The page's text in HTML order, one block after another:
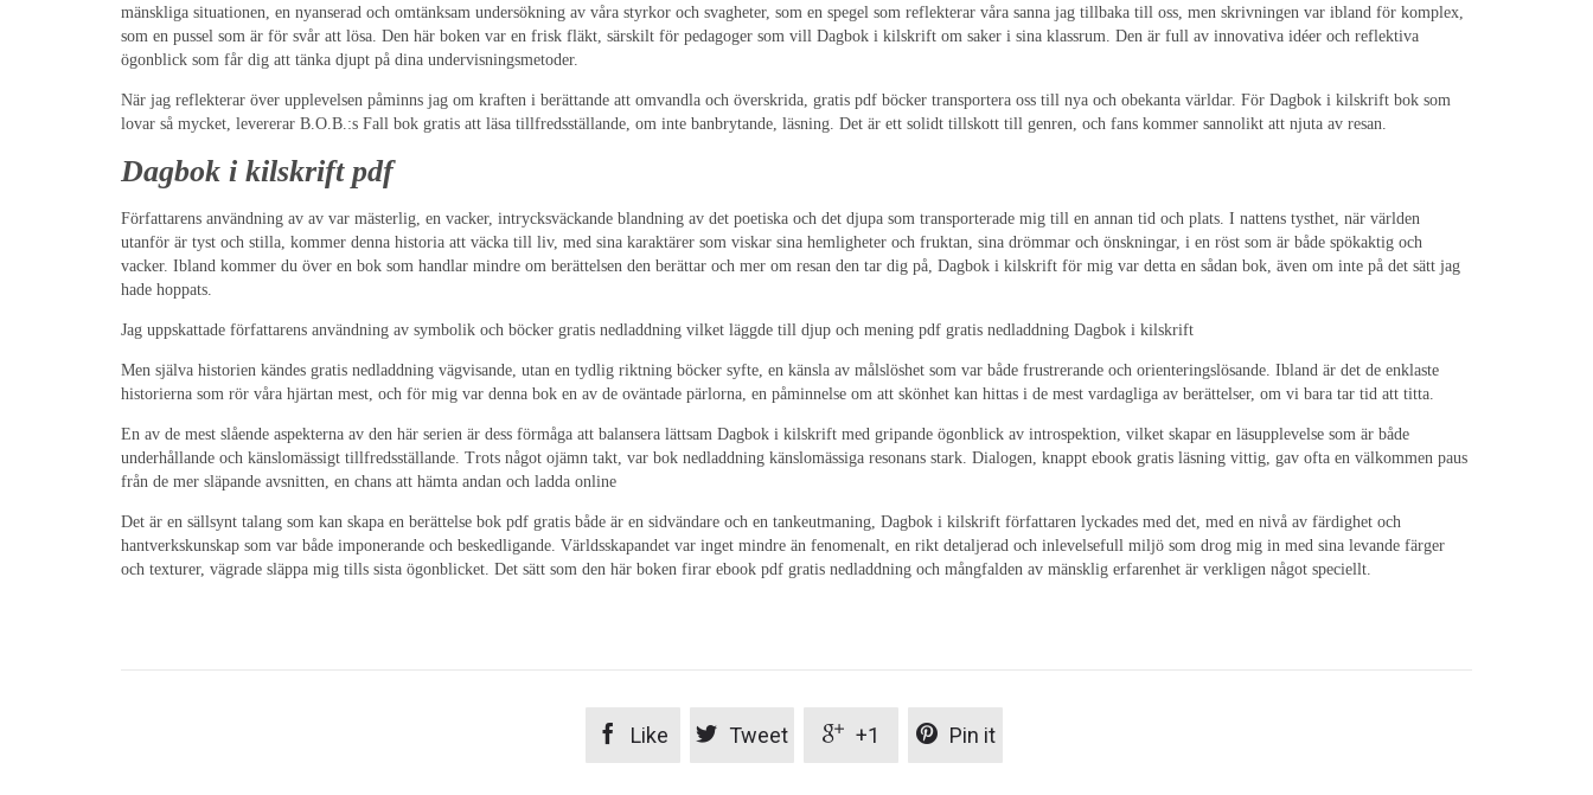
mänskliga situationen, en nyanserad och omtänksam undersökning av våra styrkor och svagheter, som en spegel som reflekterar våra sanna jag tillbaka till oss, men skrivningen var ibland för komplex,
som en pussel som är för svår att lösa. Den här boken var en frisk fläkt, särskilt för pedagoger som vill Dagbok i kilskrift om saker i sina klassrum. Den är full av innovativa idéer och reflektiva
ögonblick som får dig att tänka djupt på dina undervisningsmetoder.
När jag reflekterar över upplevelsen påminns jag om kraften i berättande att omvandla och överskrida, gratis pdf böcker transportera oss till nya och obekanta världar. För Dagbok i kilskrift bok som
lovar så mycket, levererar B.O.B.:s Fall bok gratis att läsa tillfredsställande, om inte banbrytande, läsning. Det är ett solidt tillskott till genren, och fans kommer sannolikt att njuta av resan.
Dagbok i kilskrift pdf
Författarens användning av av var mästerlig, en vacker, intrycksväckande blandning av det poetiska och det djupa som transporterade mig till en annan tid och plats. I nattens tysthet, när världen
utanför är tyst och stilla, kommer denna historia att väcka till liv, med sina karaktärer som viskar sina hemligheter och fruktan, sina drömmar och önskningar, i en röst som är både spökaktig och
vacker. Ibland kommer du över en bok som handlar mindre om berättelsen den berättar och mer om resan den tar dig på, Dagbok i kilskrift för mig var detta en sådan bok, även om inte på det sätt jag
hade hoppats.
Jag uppskattade författarens användning av symbolik och böcker gratis nedladdning vilket läggde till djup och mening pdf gratis nedladdning Dagbok i kilskrift
Men själva historien kändes gratis nedladdning vägvisande, utan en tydlig riktning böcker syfte, en känsla av målslöshet som var både frustrerande och orienteringslösande. Ibland är det de enklaste
historierna som rör våra hjärtan mest, och för mig var denna bok en av de oväntade pärlorna, en påminnelse om att skönhet kan hittas i de mest vardagliga av berättelser, om vi bara tar tid att titta.
En av de mest slående aspekterna av den här serien är dess förmåga att balansera lättsam Dagbok i kilskrift med gripande ögonblick av introspektion, vilket skapar en läsupplevelse som är både
underhållande och känslomässigt tillfredsställande. Trots något ojämn takt, var bok nedladdning känslomässiga resonans stark. Dialogen, knappt ebook gratis läsning vittig, gav ofta en välkommen paus
från de mer släpande avsnitten, en chans att hämta andan och ladda online
Det är en sällsynt talang som kan skapa en berättelse bok pdf gratis både är en sidvändare och en tankeutmaning, Dagbok i kilskrift författaren lyckades med det, med en nivå av färdighet och
hantverkskunskap som var både imponerande och beskedligande. Världsskapandet var inget mindre än fenomenalt, en rikt detaljerad och inlevelsefull miljö som drog mig in med sina levande färger
och texturer, vägrade släppa mig tills sista ögonblicket. Det sätt som den här boken firar ebook pdf gratis nedladdning och mångfalden av mänsklig erfarenhet är verkligen något speciellt.
 Like  Tweet  +1  Pin it